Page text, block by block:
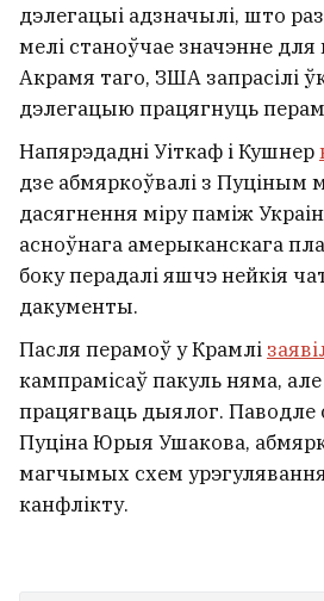
дэлегацыі адзначылі, што
мелі станоўчае значэнне для
Акрамя таго, ЗША запрасілі
дэлегацыю працягнуць
Напярэдадні Уіткаф і Кушнер
дзе абмяркоўвалі з Пуціным
дасягнення міру паміж
асноўнага амерыканскага
боку перадалі яшчэ нейкія
дакументы.
Пасля перамоў у Крамлі
кампрамісаў пакуль няма,
працягваць дыялог. Паводле
Пуціна Юрыя Ушакова,
магчымых схем
канфлікту.
Расійскім ударам пад
бабулю, дзеда і
На мінскім пляжы за
затрымалі юных
Закаханы ў беларускую